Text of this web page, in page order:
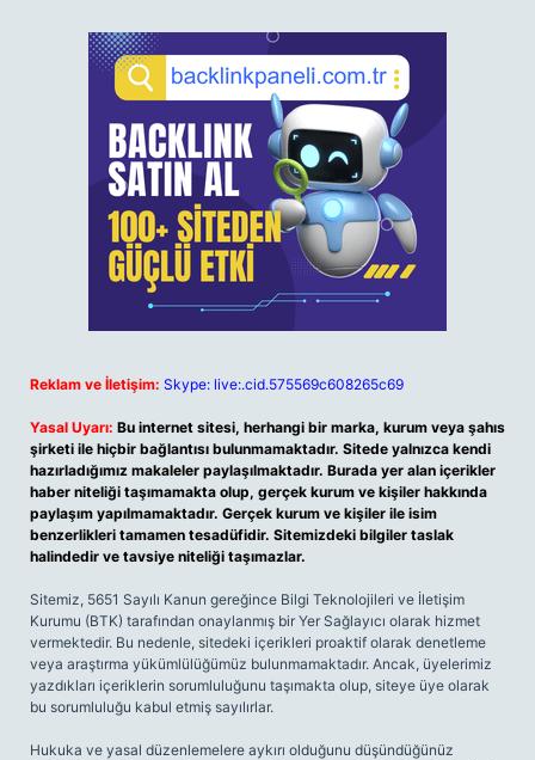
Reklam ve İletişim: Skype: live:.cid.575569c608265c69
Yasal Uyarı: Bu internet sitesi, herhangi bir marka, kurum veya şahıs
şirketi ile hiçbir bağlantısı bulunmamaktadır. Sitede yalnızca kendi
hazırladığımız makaleler paylaşılmaktadır. Burada yer alan içerikler
haber niteliği taşımamakta olup, gerçek kurum ve kişiler hakkında
paylaşım yapılmamaktadır. Gerçek kurum ve kişiler ile isim
benzerlikleri tamamen tesadüfidir. Sitemizdeki bilgiler taslak
halindedir ve tavsiye niteliği taşımazlar.
Sitemiz, 5651 Sayılı Kanun gereğince Bilgi Teknolojileri ve İletişim
Kurumu (BTK) tarafından onaylanmış bir Yer Sağlayıcı olarak hizmet
vermektedir. Bu nedenle, sitedeki içerikleri proaktif olarak denetleme
veya araştırma yükümlülüğümüz bulunmamaktadır. Ancak, üyelerimiz
yazdıkları içeriklerin sorumluluğunu taşımakta olup, siteye üye olarak
bu sorumluluğu kabul etmiş sayılırlar.
Hukuka ve yasal düzenlemelere aykırı olduğunu düşündüğünüz